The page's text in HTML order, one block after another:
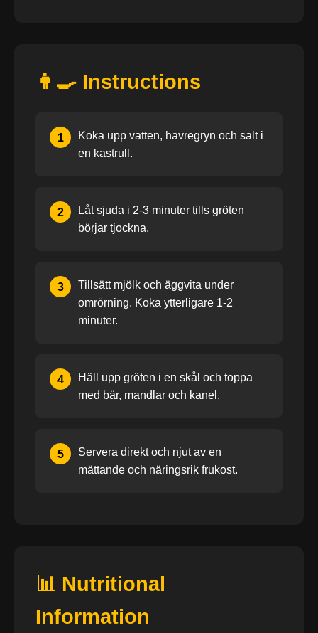
👨‍🍳 Instructions
1
Koka upp vatten, havregryn och salt i
en kastrull.
2
Låt sjuda i 2-3 minuter tills gröten
börjar tjockna.
3
Tillsätt mjölk och äggvita under
omrörning. Koka ytterligare 1-2
minuter.
4
Häll upp gröten i en skål och toppa
med bär, mandlar och kanel.
5
Servera direkt och njut av en
mättande och näringsrik frukost.
📊 Nutritional
Information